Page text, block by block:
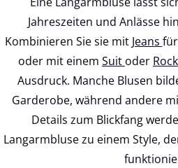
Jahreszeiten und Anlässe
Kombinieren Sie sie mit Jeans
oder mit einem Suit oder Rock
Ausdruck. Manche Blusen
Garderobe, während andere
Details zum Blickfang
Langarmbluse zu einem Style,